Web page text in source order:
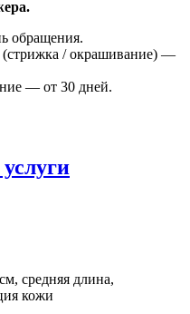
обращения.
(стрижка / окрашивание) —
— от 30 дней.
средняя длина,
кожи